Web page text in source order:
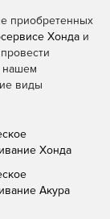
приобретенных
Хонда и
нашем
виды
Хонда
Акура